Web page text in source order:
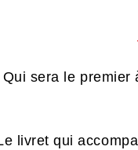
sera le premier
livret qui